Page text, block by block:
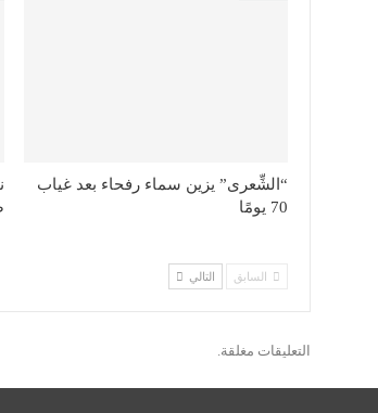
“الشِّعرى” يزين سماء رفحاء بعد غياب
70 يومًا
السابق التالي
التعليقات مغلقة.